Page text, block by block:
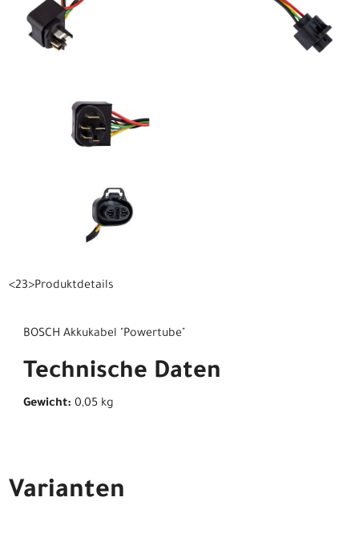
<23>Produktdetails
BOSCH Akkukabel "Powertube"
Technische Daten
Gewicht: 0,05 kg
Varianten